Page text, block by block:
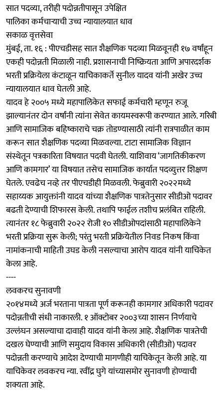
सात पदव्या, तरीही पदोन्नतीपासून उपेक्षित
पालिका कर्मचाऱ्याची उच्च न्यायालयात धाव
सकाळ वृत्तसेवा
मुंबई, ता. १६ : पीएचडीसह सात शैक्षणिक पदव्या मिळवूनही १७ वर्षांहून
एकही पदोन्नती मिळाली नाही. प्रशासनाची निष्क्रियता आणि अपारदर्शक
भरती प्रक्रियेला कंटाळून याचिकाकर्ते सुनील यादव यांनी अखेर उच्च
न्यायालयात धाव घेतली आहे.
यादव हे २००५ मध्ये महापालिकेत सफाई कर्मचारी म्हणून रुजू
झाल्यानंतर दोन वर्षांनी त्यांना सेवेत कायमस्वरूपी करण्यात आले. गरिबी
आणि सामाजिक बहिष्काराचे चक्र तोडण्यासाठी त्यांनी रात्रपाळीत काम
करून सात शैक्षणिक पदव्या मिळवल्या. टाटा सामाजिक विज्ञान
संस्थेतून पत्रकारिता विषयात पदवी घेतली. याशिवाय ‘जागतिकीकरण
आणि कामगार’ या विषयात तसेच सामाजिक कार्यात पदव्युत्तर शिक्षण
घेतले. एवढेच नव्हे तर पीएचडीही मिळवली. फेब्रुवारी २०२२मध्ये
सहाय्यक आयुक्तांनी यादव यांच्या शैक्षणिक पात्रतेनुसार सीडीओ पदावर
बढती देण्याची शिफारस केली. तथापि फाईल तशीच प्रलंबित राहिली.
त्यानंतर १८ फेब्रुवारी २०२२ रोजी १० सीडीओपदांसाठी महापालिकेने
भरती प्रक्रिया सुरू केली; परंतु भरती प्रक्रियेतील निवड निकष किंवा
नामांकनाची माहिती उघड केली नसल्याचा आरोप यादव यांनी याचिकेत
केला आहे.
----
लवकरच सुनावणी
२०१४मध्ये अर्ज भरताना पात्रता पूर्ण करूनही कामगार अधिकारी पदावर
पदोन्नतीची संधी नाकारली. १ ऑक्टोबर २००३च्या शासन निर्णयाचे
उल्लंघन असल्याचा दावाही यादव यांनी केला आहे. शैक्षणिक पात्रतेची
दखल घेण्याची आणि समुदाय विकास अधिकारी (सीडीओ) पदावर
पदोन्नती करण्याचे आदेश देण्याची मागणीही याचिकेतून केली आहे. या
याचिकेवर लवकरच न्या. रवींद्र घुगे यांच्यासमोर सुनावणी होण्याची
शक्यता आहे.